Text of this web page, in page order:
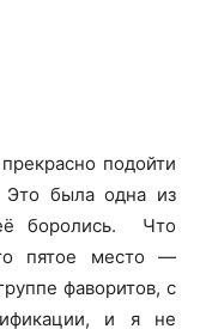
подойти
Это была одна из
боролись. Что
пятое место —
фаворитов, с
и я не